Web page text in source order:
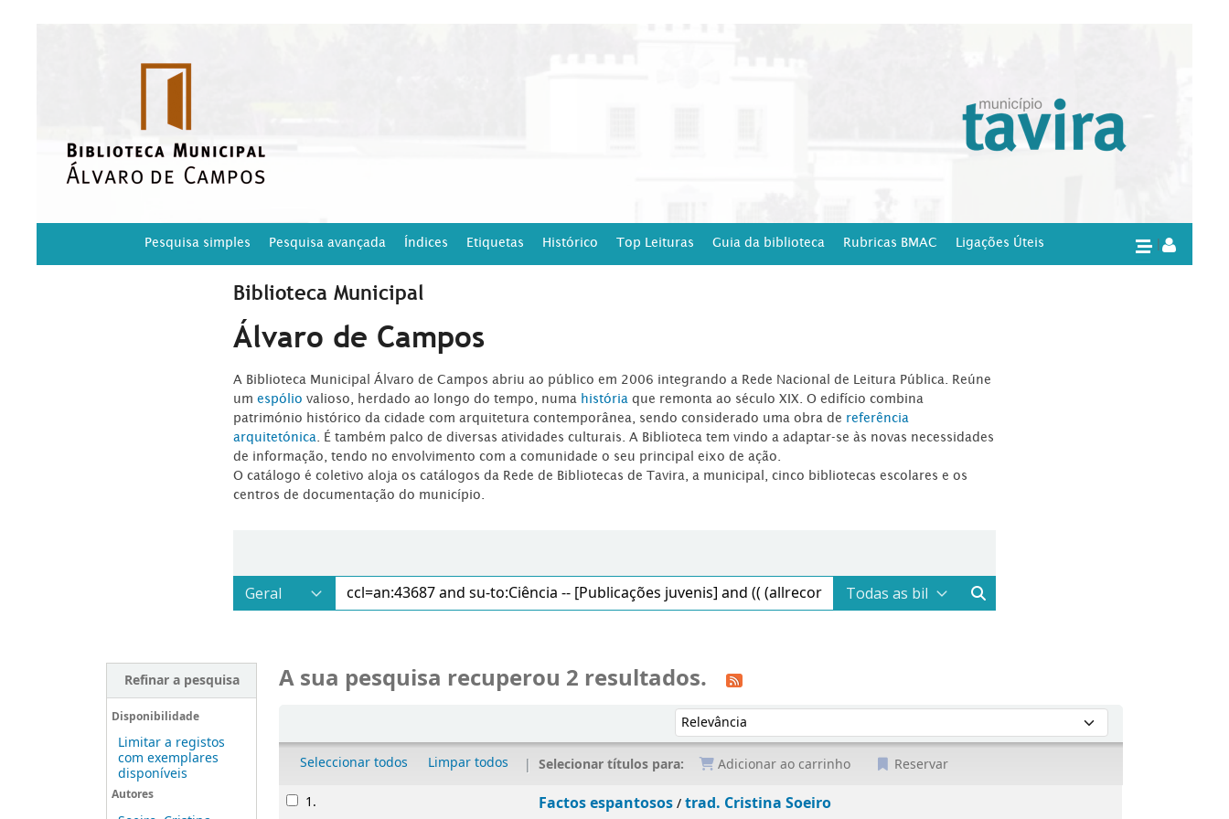
Pesquisa simples Pesquisa avançada Índices Etiquetas Histórico Top Leituras Guia da biblioteca Rubricas BMAC Ligações Úteis
Biblioteca Municipal
Álvaro de Campos
A Biblioteca Municipal Álvaro de Campos abriu ao público em 2006 integrando a Rede Nacional de Leitura Pública. Reúne
um espólio valioso, herdado ao longo do tempo, numa história que remonta ao século XIX. O edifício combina
património histórico da cidade com arquitetura contemporânea, sendo considerado uma obra de referência
arquitetónica . É também palco de diversas atividades culturais. A Biblioteca tem vindo a adaptar-se às novas necessidades
de informação, tendo no envolvimento com a comunidade o seu principal eixo de ação.
O catálogo é coletivo aloja os catálogos da Rede de Bibliotecas de Tavira, a municipal, cinco bibliotecas escolares e os
centros de documentação do município.
Refinar a pesquisa
Disponibilidade
Limitar a registos
com exemplares
disponíveis
Autores
A sua pesquisa recuperou 2 resultados.
Ordenar por:
Seleccionar todos Limpar todos Selecionar títulos para: Adicionar ao carrinho Reservar
Resultados
1. Factos espantosos/trad. Cristina Soeiro